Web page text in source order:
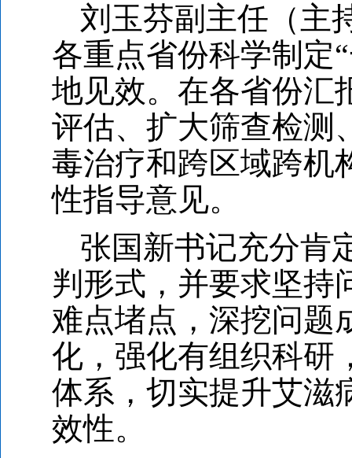
刘玉芬副主任（主
各重点省份科学制定
地见效。在各省份汇
评估、扩大筛查检测
毒治疗和跨区域跨机
性指导意见。
张国新书记充分肯
判形式，并要求坚持
难点堵点，深挖问题
化，强化有组织科研
体系，切实提升艾滋
效性。